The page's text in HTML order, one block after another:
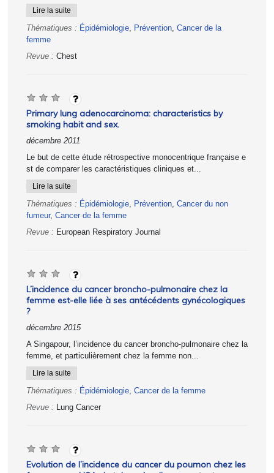
Lire la suite
Thématiques : Épidémiologie, Prévention, Cancer de la
femme
Revue : Chest
Primary lung adenocarcinoma: characteristics by
smoking habit and sex.
décembre 2011
Le but de cette étude rétrospective monocentrique française e
st de comparer les caractéristiques cliniques et...
Lire la suite
Thématiques : Épidémiologie, Prévention, Cancer du non
fumeur, Cancer de la femme
Revue : European Respiratory Journal
L’incidence du cancer broncho-pulmonaire chez la
femme est-elle liée à ses antécédents gynécologiques
?
décembre 2015
A Singapour, l’incidence du cancer broncho-pulmonaire chez la
femme, et particulièrement chez la femme non...
Lire la suite
Thématiques : Épidémiologie, Cancer de la femme
Revue : Lung Cancer
Evolution de l’incidence du cancer du poumon chez les